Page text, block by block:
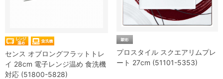
センス オブロングフラットトレ
イ 28cm 電子レンジ温め 食洗機
対応 (51800-5828)
プロスタイル スクエアリムプレ
ート 27cm (51101-5353)